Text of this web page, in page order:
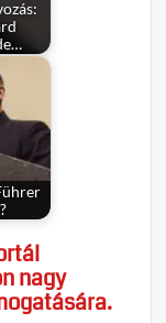
nagy